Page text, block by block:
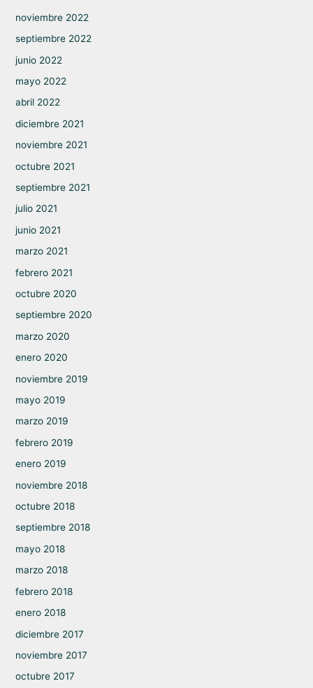
noviembre 2022
septiembre 2022
junio 2022
mayo 2022
abril 2022
diciembre 2021
noviembre 2021
octubre 2021
septiembre 2021
julio 2021
junio 2021
marzo 2021
febrero 2021
octubre 2020
septiembre 2020
marzo 2020
enero 2020
noviembre 2019
mayo 2019
marzo 2019
febrero 2019
enero 2019
noviembre 2018
octubre 2018
septiembre 2018
mayo 2018
marzo 2018
febrero 2018
enero 2018
diciembre 2017
noviembre 2017
octubre 2017